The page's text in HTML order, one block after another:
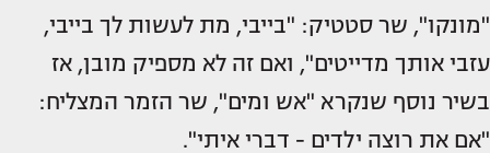
"מונקו", שר סטטיק: "בייבי, מת לעשות לך בייבי,
עזבי אותך מדייטים", ואם זה לא מספיק מובן, אז
בשיר נוסף שנקרא "אש ומים", שר הזמר המצליח:
"אם את רוצה ילדים - דברי איתי".